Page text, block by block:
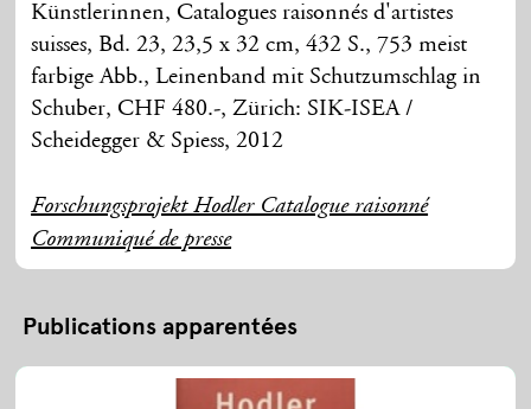
Künstlerinnen, Catalogues raisonnés d'artistes
suisses, Bd. 23, 23,5 x 32 cm, 432 S., 753 meist
farbige Abb., Leinenband mit Schutzumschlag in
Schuber, CHF 480.-, Zürich: SIK-ISEA /
Scheidegger & Spiess, 2012
Forschungsprojekt Hodler Catalogue raisonné
Communiqué de presse
Publications apparentées